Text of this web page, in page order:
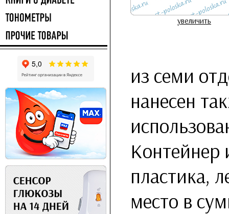
увеличить
из семи
нанесен
Контейнер
пластика,
место в